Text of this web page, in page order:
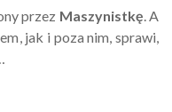
przez Maszynistkę . A
jak i poza nim, sprawi,